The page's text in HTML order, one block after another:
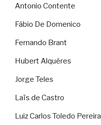
Antonio Contente
Fábio De Domenico
Fernando Brant
Hubert Alquéres
Jorge Teles
Laïs de Castro
Luiz Carlos Toledo Pereira